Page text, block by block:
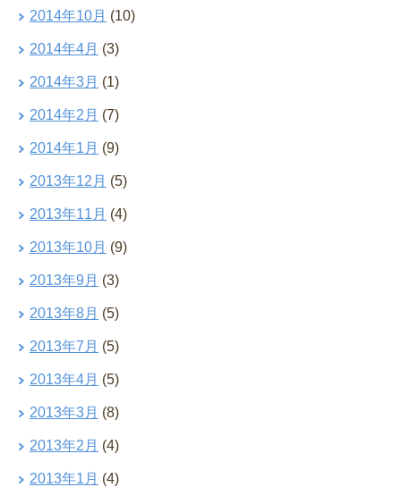
2014年10月 (10)
2014年4月 (3)
2014年3月 (1)
2014年2月 (7)
2014年1月 (9)
2013年12月 (5)
2013年11月 (4)
2013年10月 (9)
2013年9月 (3)
2013年8月 (5)
2013年7月 (5)
2013年4月 (5)
2013年3月 (8)
2013年2月 (4)
2013年1月 (4)